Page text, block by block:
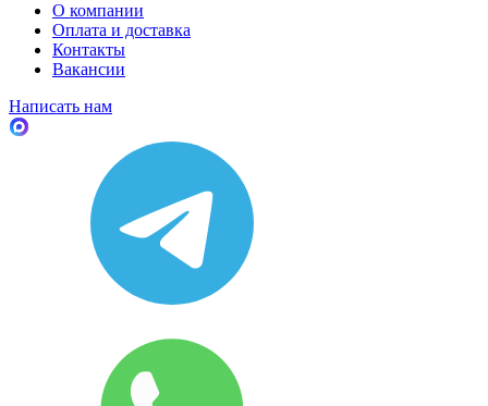
О компании
Оплата и доставка
Контакты
Вакансии
Написать нам